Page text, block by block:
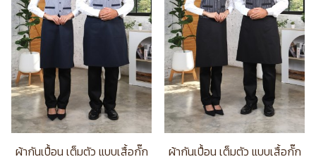
ผ้ากันเปื้อน เต็มตัว แบบเสื้อกั๊ก ผ้ากันเปื้อน เต็มตัว แบบเสื้อกั๊ก